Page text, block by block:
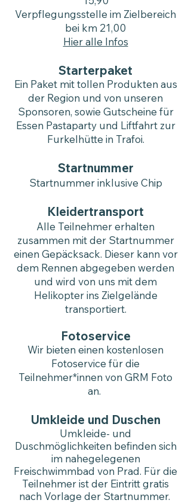
Verpflegungsstelle im Zielbereich
bei km 21,00
Hier alle Infos
Starterpaket
Ein Paket mit tollen Produkten aus
der Region und von unseren
Sponsoren, sowie Gutscheine für
Essen Pastaparty und Liftfahrt zur
Furkelhütte in Trafoi.
Startnummer
Startnummer inklusive Chip
​Kleidertransport
Alle Teilnehmer erhalten
zusammen mit der Startnummer
einen Gepäcksack. Dieser kann vor
dem Rennen abgegeben werden
und wird von uns mit dem
Helikopter ins Zielgelände
transportiert.
Fotoservice
Wir bieten einen kostenlosen
Fotoservice für die
Teilnehmer*innen von GRM Foto
an.
Umkleide und Duschen
Umkleide- und
Duschmöglichkeiten befinden sich
im nahegelegenen
Freischwimmbad von Prad. Für die
Teilnehmer ist der Eintritt gratis
nach Vorlage der Startnummer. ​